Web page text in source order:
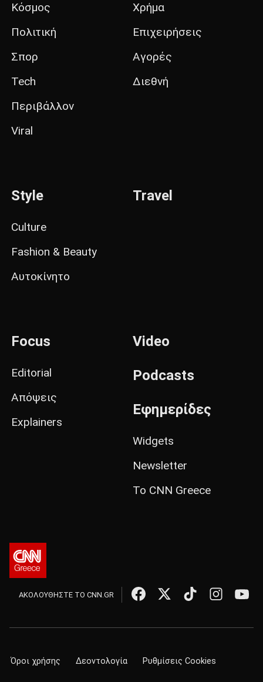
Κόσμος
Πολιτική
Σπορ
Tech
Περιβάλλον
Viral
Χρήμα
Επιχειρήσεις
Αγορές
Διεθνή
Style
Culture
Fashion & Beauty
Αυτοκίνητο
Travel
Focus
Editorial
Απόψεις
Explainers
Video
Podcasts
Εφημερίδες
Widgets
Newsletter
Το CNN Greece
ΑΚΟΛΟΥΘΗΣΤΕ ΤΟ CNN.GR
Όροι χρήσης Δεοντολογία Ρυθμίσεις Cookies